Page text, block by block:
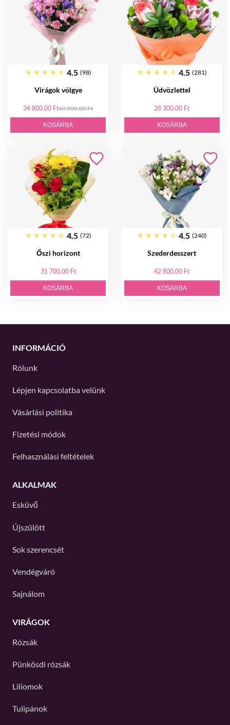
4.5 (98)
Virágok völgye
34 800.00 Ft40 500.00 Ft
KOSÁRBA
4.5 (281)
Üdvözlettel
28 300.00 Ft
KOSÁRBA
4.5 (72)
Őszi horizont
31 700.00 Ft
KOSÁRBA
4.5 (240)
Szederdesszert
42 800.00 Ft
KOSÁRBA
INFORMÁCIÓ
Rólunk
Lépjen kapcsolatba velünk
Vásárlási politika
Fizetési módok
Felhasználási feltételek
ALKALMAK
Esküvő
Újszülött
Sok szerencsét
Vendégváró
Sajnálom
VIRÁGOK
Rózsák
Pünkösdi rózsák
Liliomok
Tulipánok